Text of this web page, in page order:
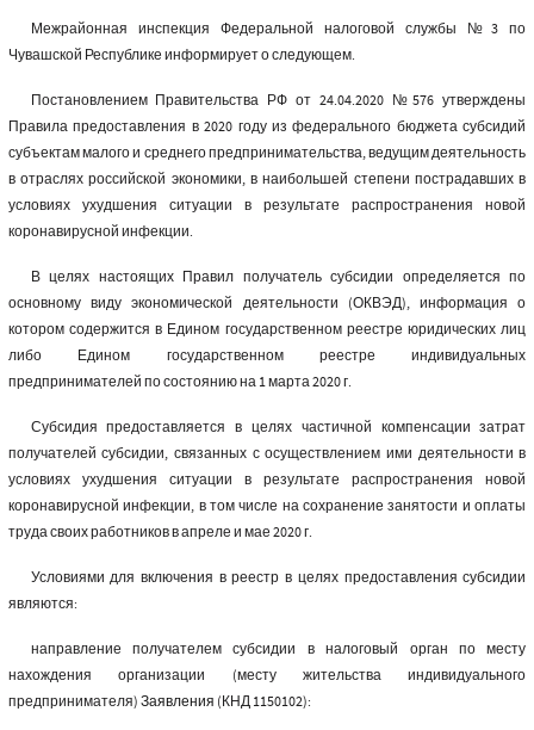
Межрайонная инспекция Федеральной налоговой службы №3 по
Чувашской Республике информирует о следующем.
Постановлением Правительства РФ от 24.04.2020 №576 утверждены
Правила предоставления в 2020 году из федерального бюджета субсидий
субъектам малого и среднего предпринимательства, ведущим деятельность
в отраслях российской экономики, в наибольшей степени пострадавших в
условиях ухудшения ситуации в результате распространения новой
коронавирусной инфекции.
В целях настоящих Правил получатель субсидии определяется по
основному виду экономической деятельности (ОКВЭД), информация о
котором содержится в Едином государственном реестре юридических лиц
либо Едином государственном реестре индивидуальных
предпринимателей по состоянию на 1 марта 2020 г.
Субсидия предоставляется в целях частичной компенсации затрат
получателей субсидии, связанных с осуществлением ими деятельности в
условиях ухудшения ситуации в результате распространения новой
коронавирусной инфекции, в том числе на сохранение занятости и оплаты
труда своих работников в апреле и мае 2020 г.
Условиями для включения в реестр в целях предоставления субсидии
являются:
направление получателем субсидии в налоговый орган по месту
нахождения организации (месту жительства индивидуального
предпринимателя) Заявления (КНД 1150102):